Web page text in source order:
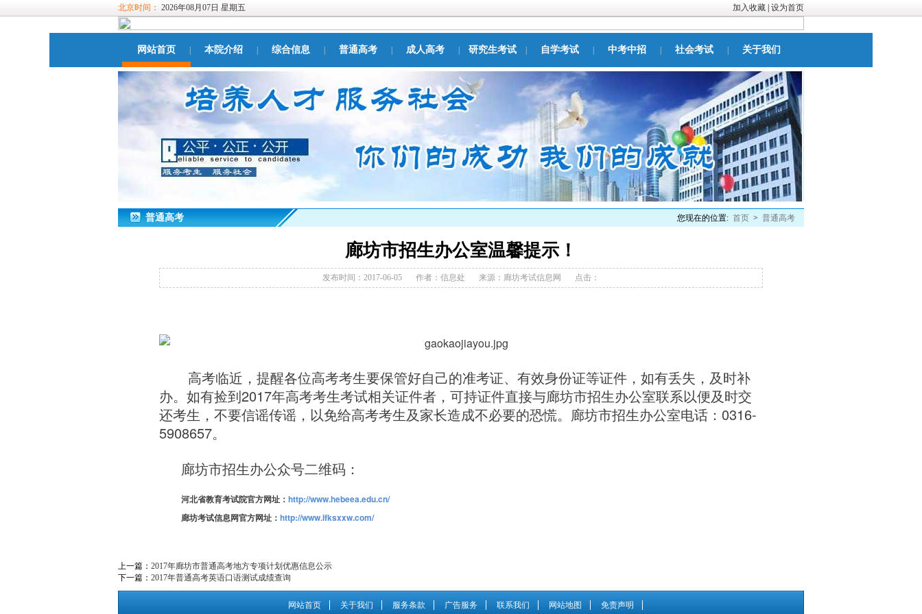
加入收藏 设为首页
北京时间： 2026年08月07日 星期五
网站首页 本院介绍 综合信息 普通高考 成人高考 研究生考试 自学考试 中考中招 社会考试 关于我们
您现在的位置: 首页 > 普通高考
普通高考
廊坊市招生办公室温馨提示！
发布时间：2017-06-05 作者： 信息处 来源：廊坊考试信息网 点击：
高考临近，提醒各位高考考生要保管好自己的准考证、有效身份证等证件，如有丢失，及时补
办。如有捡到 2017年高考考生考试相关证件者，可持证件直接与廊坊市招生办公室联系以便及时交
还考生，不要信谣传谣，以免给高考考生及家长造成不必要的恐慌。廊坊市招生办公室电话： 0316-
5908657。
廊坊市招生办公众号二维码：
河北省教育考试院官方网址： http://www.hebeea.edu.cn/
廊坊考试信息网官方网址： http://www.lfksxxw.com/
上一篇： 2017年廊坊市普通高考地方专项计划优惠信息公示
下一篇： 2017年普通高考英语口语测试成绩查询
网站首页 关于我们 服务条款 广告服务 联系我们 网站地图 免责声明